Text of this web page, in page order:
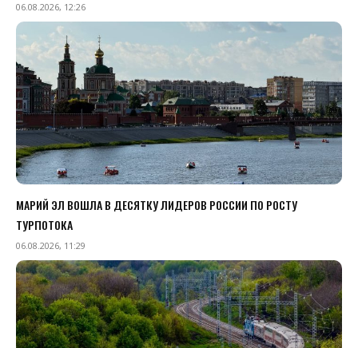
06.08.2026, 12:26
МАРИЙ ЭЛ ВОШЛА В ДЕСЯТКУ ЛИДЕРОВ РОССИИ ПО РОСТУ
ТУРПОТОКА
06.08.2026, 11:29